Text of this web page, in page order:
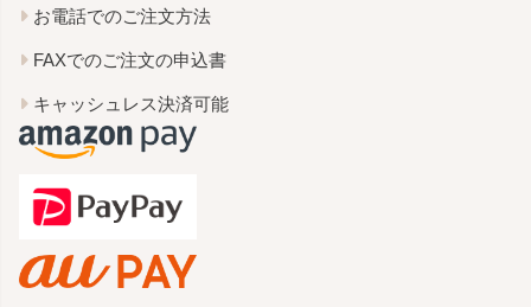
お電話でのご注文方法
FAXでのご注文の申込書
キャッシュレス決済可能